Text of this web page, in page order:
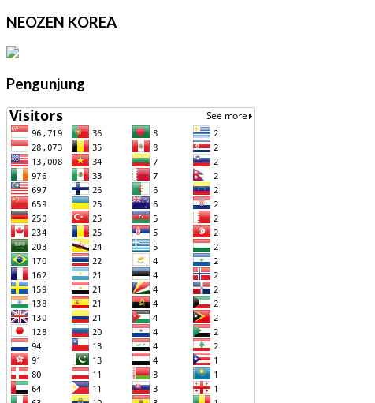
NEOZEN KOREA
Pengunjung